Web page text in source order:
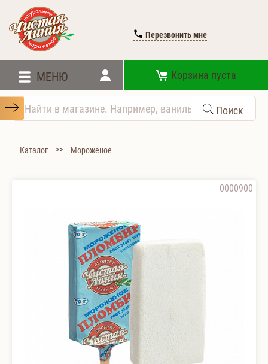
Перезвонить мне
МЕНЮ Корзина пуста
Поиск
Каталог >> Мороженое
0000900